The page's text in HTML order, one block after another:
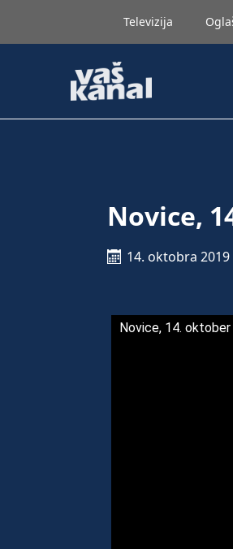
Televizija
Novice,
14. oktobra 2019
Novice, 14.